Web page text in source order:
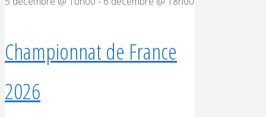
Championnat de France
2026